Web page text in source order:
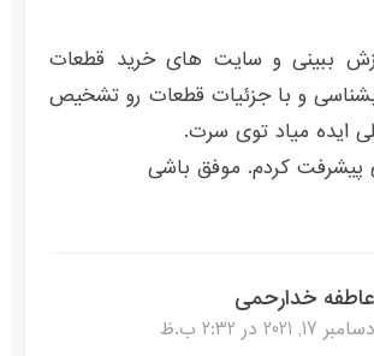
ببینی و سایت های خرید قطعات
بشناسی و با جزئیات قطعات رو تشخیص
ایده میاد توی سرت.
کردم. موفق باشی
عاطفه خدارحمی
دسامبر 17, 2021 در 2:32 ب.ظ